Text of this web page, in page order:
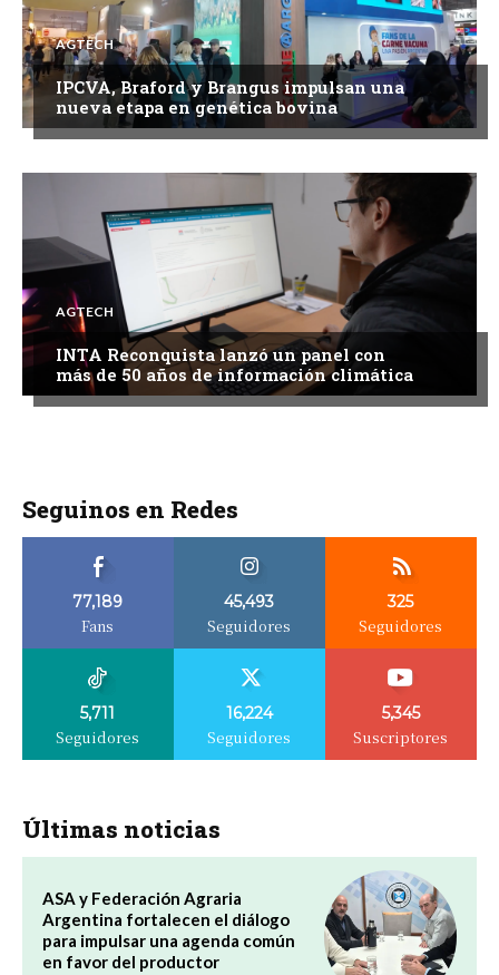
AGTECH
IPCVA, Braford y Brangus impulsan una
nueva etapa en genética bovina
AGTECH
INTA Reconquista lanzó un panel con
más de 50 años de información climática
Seguinos en Redes
77,189
Fans
45,493
Seguidores
325
Seguidores
5,711
Seguidores
16,224
Seguidores
5,345
Suscriptores
Últimas noticias
ASA y Federación Agraria
Argentina fortalecen el diálogo
para impulsar una agenda común
en favor del productor